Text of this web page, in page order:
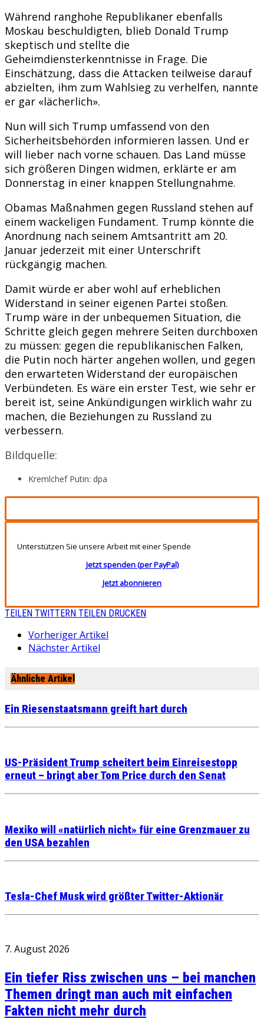
Während ranghohe Republikaner ebenfalls
Moskau beschuldigten, blieb Donald Trump
skeptisch und stellte die
Geheimdiensterkenntnisse in Frage. Die
Einschätzung, dass die Attacken teilweise darauf
abzielten, ihm zum Wahlsieg zu verhelfen, nannte
er gar «lächerlich».
Nun will sich Trump umfassend von den
Sicherheitsbehörden informieren lassen. Und er
will lieber nach vorne schauen. Das Land müsse
sich größeren Dingen widmen, erklärte er am
Donnerstag in einer knappen Stellungnahme.
Obamas Maßnahmen gegen Russland stehen auf
einem wackeligen Fundament. Trump könnte die
Anordnung nach seinem Amtsantritt am 20.
Januar jederzeit mit einer Unterschrift
rückgängig machen.
Damit würde er aber wohl auf erheblichen
Widerstand in seiner eigenen Partei stoßen.
Trump wäre in der unbequemen Situation, die
Schritte gleich gegen mehrere Seiten durchboxen
zu müssen: gegen die republikanischen Falken,
die Putin noch härter angehen wollen, und gegen
den erwarteten Widerstand der europäischen
Verbündeten. Es wäre ein erster Test, wie sehr er
bereit ist, seine Ankündigungen wirklich wahr zu
machen, die Beziehungen zu Russland zu
verbessern.
Bildquelle:
Kremlchef Putin: dpa
Unterstützen Sie unsere Arbeit mit einer Spende
Jetzt spenden (per PayPal)
Jetzt abonnieren
TEILEN TWITTERN TEILEN DRUCKEN
Vorheriger Artikel
Nächster Artikel
Ähnliche Artikel
Ein Riesenstaatsmann greift hart durch
US-Präsident Trump scheitert beim Einreisestopp
erneut – bringt aber Tom Price durch den Senat
Mexiko will «natürlich nicht» für eine Grenzmauer zu
den USA bezahlen
Tesla-Chef Musk wird größter Twitter-Aktionär
7. August 2026
Ein tiefer Riss zwischen uns – bei manchen
Themen dringt man auch mit einfachen
Fakten nicht mehr durch